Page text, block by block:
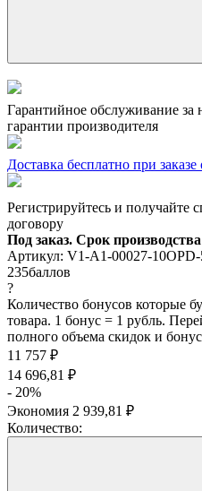
Гарантийное обслуживание за
гарантии производителя
Доставка бесплатно при заказе
Регистрируйтесь и получайте
договору
Под заказ. Срок
Артикул: V1-A1-00027-10OPD-
235баллов
?
Количество бонусов которые
товара. 1 бонус = 1 рубль.
полного объема скидок и
11 757 ₽
14 696,81 ₽
- 20%
Экономия 2 939,81 ₽
Количество: